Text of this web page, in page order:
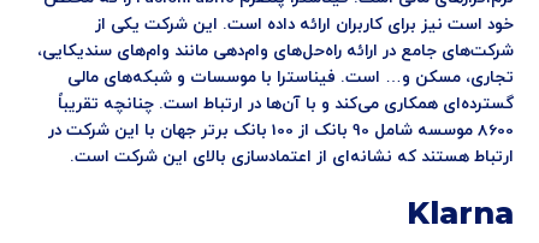
خود است نیز برای کاربران ارائه داده است. این شرکت یکی از
شرکت‌های جامع در ارائه راه‌حل‌های وام‌دهی مانند وام‌های سندیکایی،
تجاری، مسکن و… است. فیناسترا با موسسات و شبکه‌های مالی
گسترده‌ای همکاری می‌کند و با آن‌ها در ارتباط است. چنانچه تقریباً
8600 موسسه شامل 90 بانک از 100 بانک برتر جهان با این شرکت در
ارتباط هستند که نشانه‌ای از اعتمادسازی بالای این شرکت است.
Klarna